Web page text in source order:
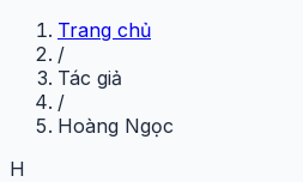
Trang chủ
/
Tác giả
/
Hoàng Ngọc
H